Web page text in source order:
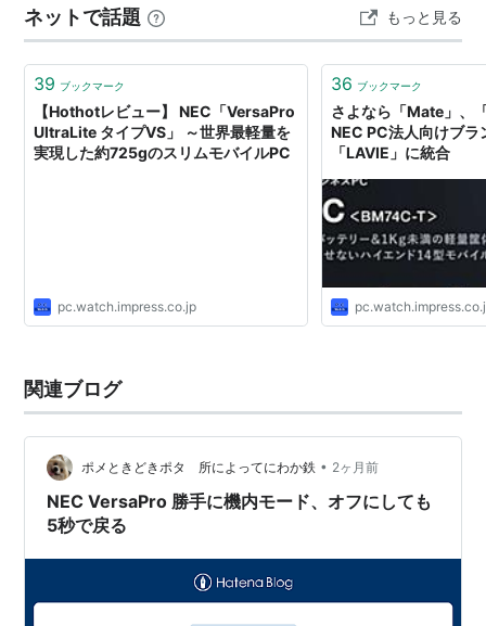
だ。 ニュースとしては一見「ただの改名」に見える。 だ
が今使っているMateやVersaProが…
ネットで話題 もっと見る
39 ブックマーク
【Hothotレビュー】 NEC「VersaPro
UltraLite タイプVS」 ～世界最軽量を
実現した約725gのスリムモバイルPC
pc.watch.impress.co.jp
36 ブックマーク
さよなら「Mate」、
NEC PC法人向けブラ
「LAVIE」に統合
関連ブログ
ポメときどきポタ 所によってにわか鉄 • 2ヶ月前
NEC VersaPro 勝手に機内モード、オフにしても
5秒で戻る